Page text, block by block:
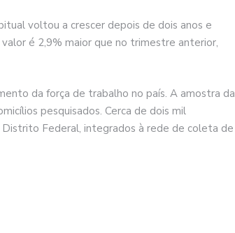
voltou a crescer depois de dois anos e
é 2,9% maior que no trimestre anterior,
da força de trabalho no país. A amostra da
pesquisados. Cerca de dois mil
Federal, integrados à rede de coleta de